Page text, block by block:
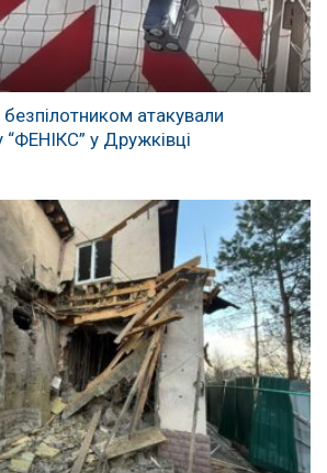
безпілотником атакували
“ФЕНІКС” у Дружківці